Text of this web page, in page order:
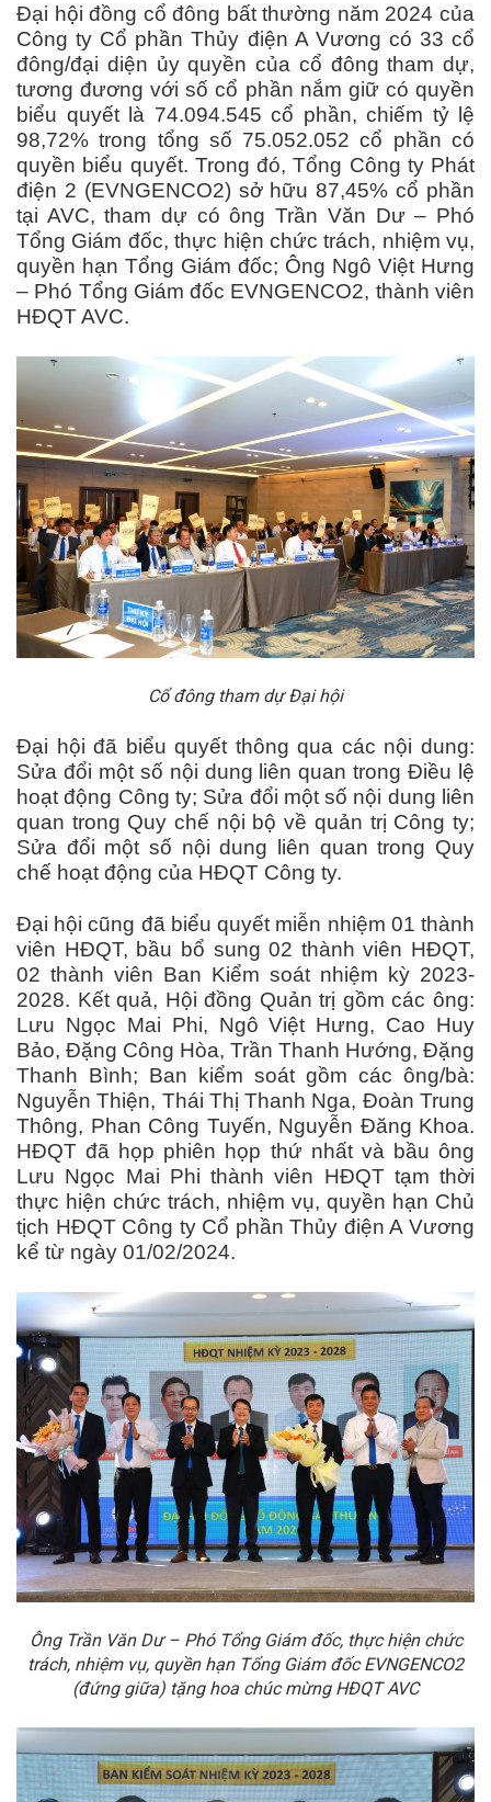
Đại hội đồng cổ đông bất thường năm 2024 của
Công ty Cổ phần Thủy điện A Vương có 33 cổ
đông/đại diện ủy quyền của cổ đông tham dự,
tương đương với số cổ phần nắm giữ có quyền
biểu quyết là 74.094.545 cổ phần, chiếm tỷ lệ
98,72% trong tổng số 75.052.052 cổ phần có
quyền biểu quyết. Trong đó, Tổng Công ty Phát
điện 2 (EVNGENCO2) sở hữu 87,45% cổ phần
tại AVC, tham dự có ông Trần Văn Dư – Phó
Tổng Giám đốc, thực hiện chức trách, nhiệm vụ,
quyền hạn Tổng Giám đốc; Ông Ngô Việt Hưng
– Phó Tổng Giám đốc EVNGENCO2, thành viên
HĐQT AVC.
Cổ đông tham dự Đại hội
Đại hội đã biểu quyết thông qua các nội dung:
Sửa đổi một số nội dung liên quan trong Điều lệ
hoạt động Công ty; Sửa đổi một số nội dung liên
quan trong Quy chế nội bộ về quản trị Công ty;
Sửa đổi một số nội dung liên quan trong Quy
chế hoạt động của HĐQT Công ty.
Đại hội cũng đã biểu quyết miễn nhiệm 01 thành
viên HĐQT, bầu bổ sung 02 thành viên HĐQT,
02 thành viên Ban Kiểm soát nhiệm kỳ 2023-
2028. Kết quả, Hội đồng Quản trị gồm các ông:
Lưu Ngọc Mai Phi, Ngô Việt Hưng, Cao Huy
Bảo, Đặng Công Hòa, Trần Thanh Hướng, Đặng
Thanh Bình; Ban kiểm soát gồm các ông/bà:
Nguyễn Thiện, Thái Thị Thanh Nga, Đoàn Trung
Thông, Phan Công Tuyến, Nguyễn Đăng Khoa.
HĐQT đã họp phiên họp thứ nhất và bầu ông
Lưu Ngọc Mai Phi thành viên HĐQT tạm thời
thực hiện chức trách, nhiệm vụ, quyền hạn Chủ
tịch HĐQT Công ty Cổ phần Thủy điện A Vương
kể từ ngày 01/02/2024.
Ông Trần Văn Dư – Phó Tổng Giám đốc, thực hiện chức
trách, nhiệm vụ, quyền hạn Tổng Giám đốc EVNGENCO2
(đứng giữa) tặng hoa chúc mừng HĐQT AVC